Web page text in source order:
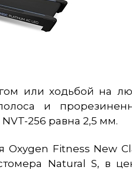
или ходьбой на
и
256 равна 2,5 мм.
Fitness New
Natural S, в